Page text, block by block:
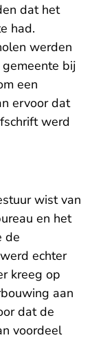
dat het
had.
werden
bij
een
ervoor dat
werd
wist van
en het
de
echter
kreeg op
aan
dat de
voordeel